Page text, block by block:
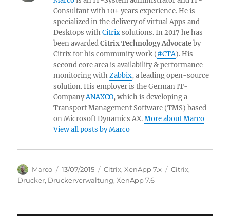
Consultant with 10+ years experience. He is
specialized in the delivery of virtual Apps and
Desktops withCitrixsolutions. In 2017 he has
been awardedCitrix Technology Advocateby
Citrix for his community work (#CTA). His
second core area is availability & performance
monitoring withZabbix, a leading open-source
solution. His employer is the German IT-
CompanyANAXCO, which is developing a
Transport Management Software (TMS) based
on Microsoft Dynamics AX.More about Marco
View all posts by Marco
Author
Marco
Posted
on
13/07/2015 Categories
Citrix,XenApp 7.x Tags
Citrix,
Drucker, Druckerverwaltung,XenApp 7.6